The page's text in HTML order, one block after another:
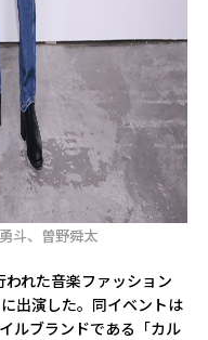
斗、曽野舜太
れた音楽ファッション
出演した。同イベントは
ルブランドである「カル